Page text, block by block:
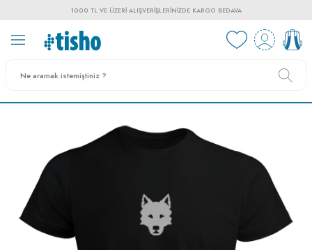
1000 TL VE ÜZERI ALIŞVERIŞLERINIZDE KARGO BEDAVA